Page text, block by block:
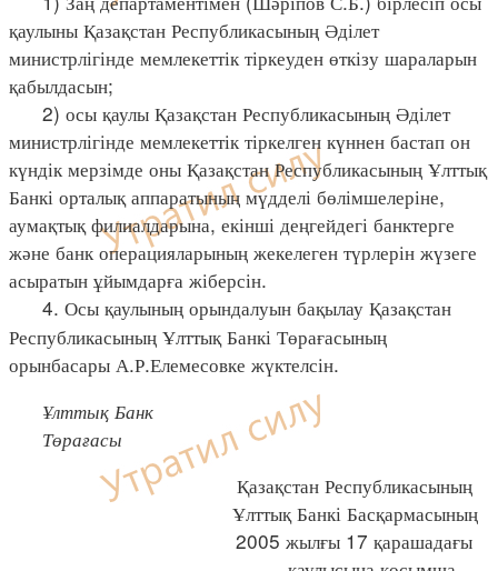
қаулыны Қазақстан Республикасының Әділет
министрлігінде мемлекеттік тіркеуден өткізу шараларын
қабылдасын;
2) осы қаулы Қазақстан Республикасының Әділет
министрлігінде мемлекеттік тіркелген күннен бастап он
күндік мерзімде оны Қазақстан Республикасының Ұлттық
Банкі орталық аппаратының мүдделі бөлімшелеріне,
аумақтық филиалдарына, екінші деңгейдегі банктерге
және банк операцияларының жекелеген түрлерін жүзеге
асыратын ұйымдарға жіберсін.
4. Осы қаулының орындалуын бақылау Қазақстан
Республикасының Ұлттық Банкі Төрағасының
орынбасары А.Р.Елемесовке жүктелсін.
Ұлттық Банк
Төрағасы
Қазақстан Республикасының
Ұлттық Банкі Басқармасының
2005 жылғы 17 қарашадағы